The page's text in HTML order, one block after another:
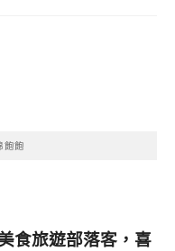
飽飽
食旅遊部落客， 喜